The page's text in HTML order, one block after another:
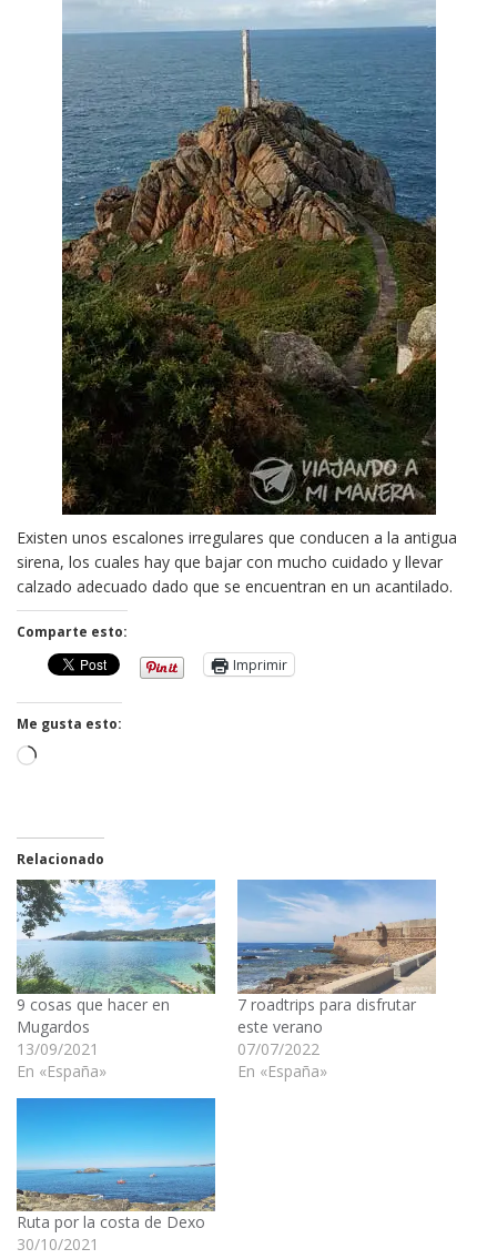
Existen unos escalones irregulares que conducen a la antigua
sirena, los cuales hay que bajar con mucho cuidado y llevar
calzado adecuado dado que se encuentran en un acantilado.
Comparte esto:
Imprimir
Me gusta esto:
Cargando...
Relacionado
9 cosas que hacer en
Mugardos
13/09/2021
En «España»
7 roadtrips para disfrutar
este verano
07/07/2022
En «España»
Ruta por la costa de Dexo
30/10/2021